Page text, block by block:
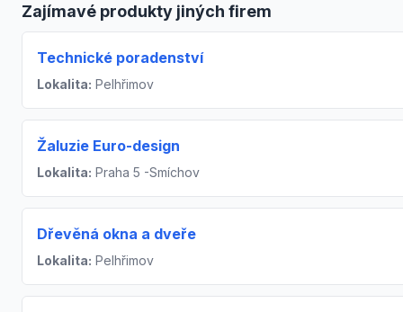
Zajímavé produkty jiných firem
Technické poradenství
Lokalita: Pelhřimov
Žaluzie Euro-design
Lokalita: Praha 5 -Smíchov
Dřevěná okna a dveře
Lokalita: Pelhřimov